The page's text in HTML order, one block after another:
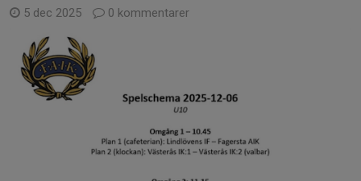
5 dec 2025 0 kommentarer